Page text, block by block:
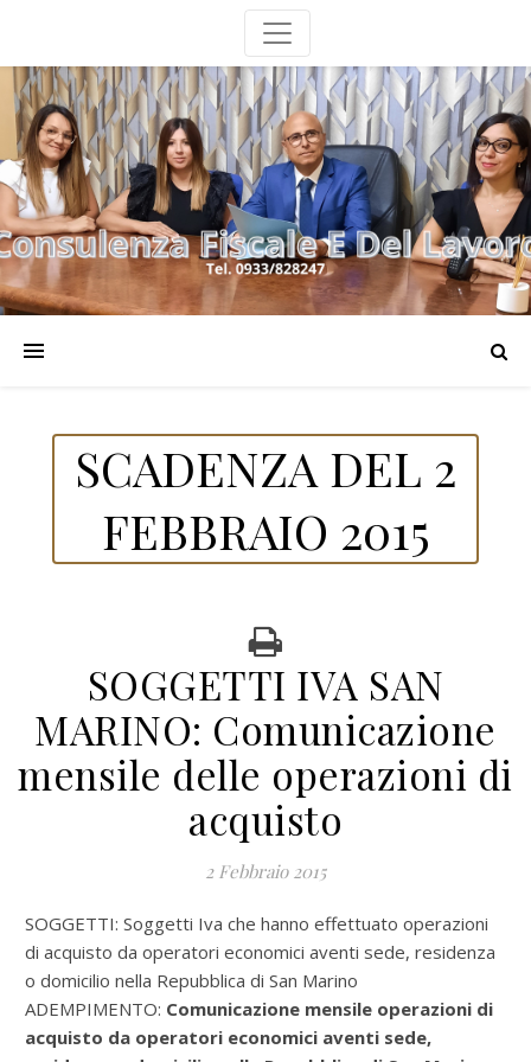
SCADENZA DEL 2
FEBBRAIO 2015
SOGGETTI IVA SAN
MARINO: Comunicazione
mensile delle operazioni di
acquisto
2 Febbraio 2015
SOGGETTI: Soggetti Iva che hanno effettuato operazioni
di acquisto da operatori economici aventi sede, residenza
o domicilio nella Repubblica di San Marino
ADEMPIMENTO: Comunicazione mensile operazioni di
acquisto da operatori economici aventi sede,